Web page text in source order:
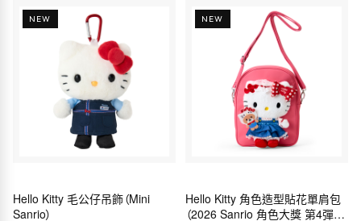
NEW
Hello Kitty 毛公仔吊飾（Mini
Sanrio）
NEW
Hello Kitty 角色造型貼花單肩包
（2026 Sanrio 角色大獎 第4彈